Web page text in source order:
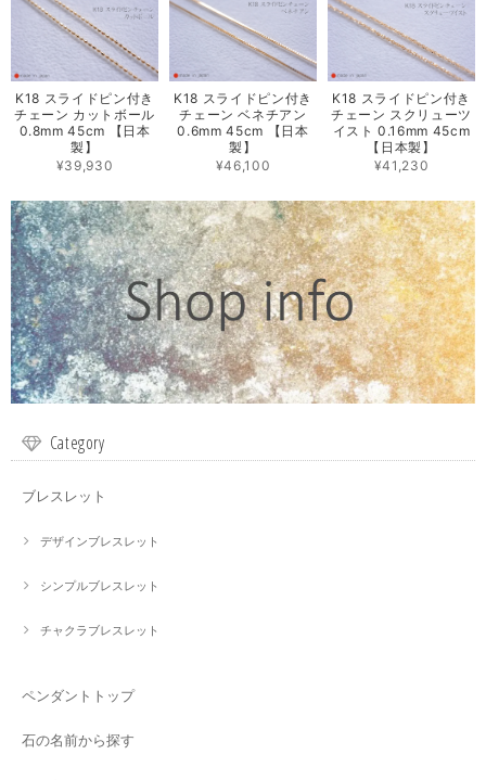
K18 スライドピン付き
チェーン カットボール
0.8mm 45cm 【日本
製】
¥39,930
K18 スライドピン付き
チェーン ベネチアン
0.6mm 45cm 【日本
製】
¥46,100
K18 スライドピン付き
チェーン スクリューツ
イスト 0.16mm 45cm
【日本製】
¥41,230
Category
ブレスレット
デザインブレスレット
シンプルブレスレット
チャクラブレスレット
ペンダントトップ
石の名前から探す